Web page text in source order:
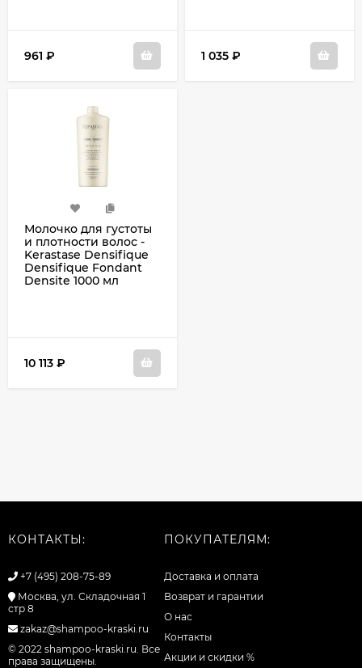
961 ₽ 1 035 ₽
Молочко для густоты
и плотности волос -
Kerastase Densifique
Densifique Fondant
Densite 1000 мл
10 113 ₽
КОНТАКТЫ:
+7 (495) 208-75-89
Москва, ул. Складочная 1
стр 8
zakaz@shampoo-kraski.ru
© 2022 shampoo-kraski.ru. Все
права защищены.
ПОКУПАТЕЛЯМ:
Доставка и оплата
Возврат и гарантии
О нас
Контакты
Акции и скидки %